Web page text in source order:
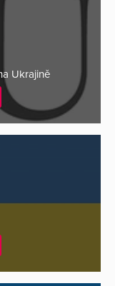
Ukrajině